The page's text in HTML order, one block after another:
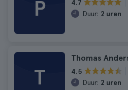
P 4.7
Duur: 2 uren
T
Thomas
4.5
Duur: 2 uren